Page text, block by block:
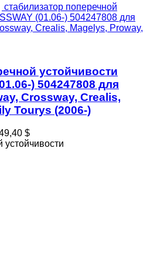
стабилизатор поперечной
(01.06-) 504247808 для
Crealis, Magelys, Proway,
устойчивости
) 504247808 для
Crossway, Crealis,
Tourys (2006-)
$
устойчивости